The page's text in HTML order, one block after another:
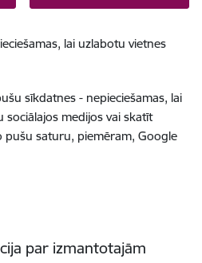
lai uzlabotu vietnes
sīkdatnes - nepieciešamas, lai
medijos vai skatīt
pušu saturu, piemēram, Google
par izmantotajām